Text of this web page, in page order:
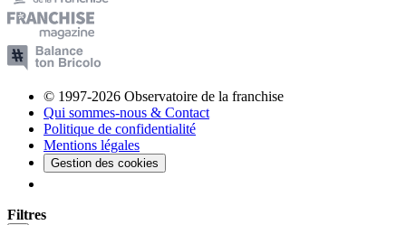
© 1997-2026 Observatoire de la franchise
Qui sommes-nous & Contact
Politique de confidentialité
Mentions légales
Gestion des cookies
Filtres